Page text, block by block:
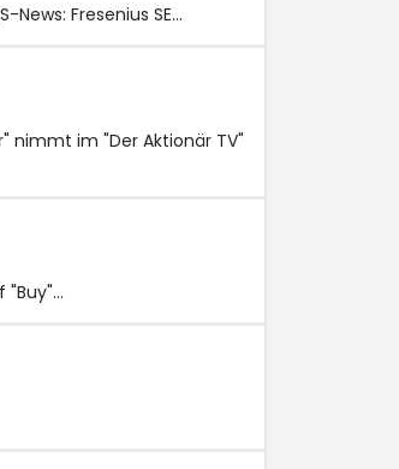
Fresenius SE…
nimmt im "Der Aktionär TV"
"Buy"…